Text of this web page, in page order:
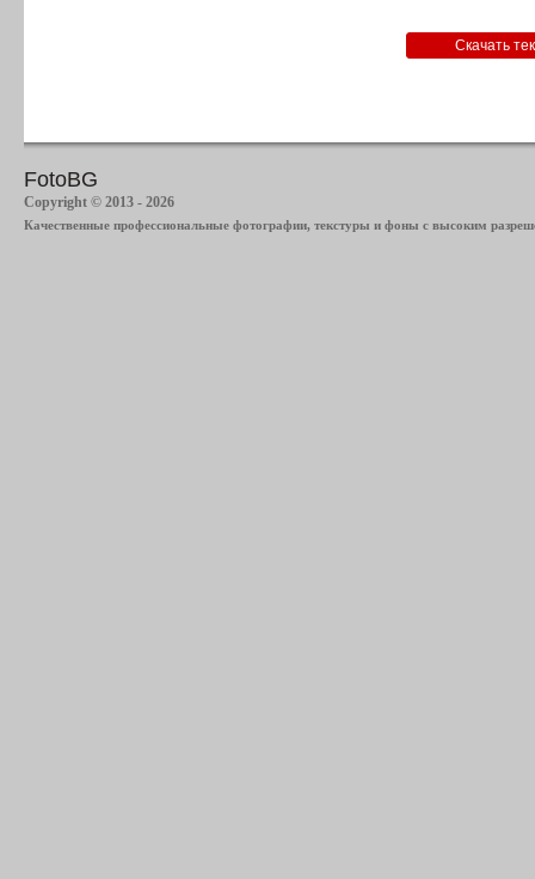
FotoBG
Copyright © 2013 - 2026
Качественные профессиональные фотографии, текстуры и фоны с высоким